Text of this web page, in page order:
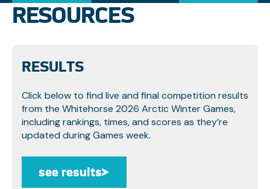
RESOURCES
RESULTS
Click below to find live and final competition results
from the Whitehorse 2026 Arctic Winter Games,
including rankings, times, and scores as they’re
updated during Games week.
see results
see results